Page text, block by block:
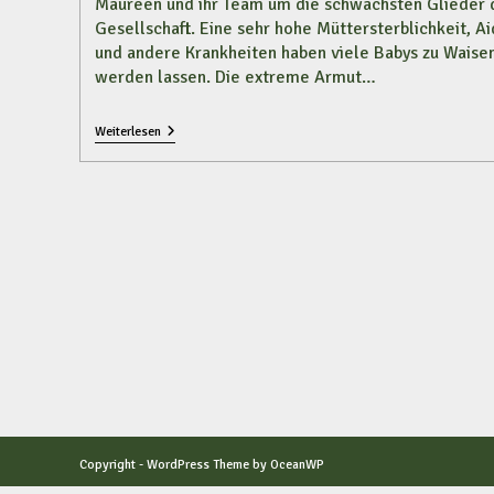
Maureen und ihr Team um die schwächsten Glieder
Gesellschaft. Eine sehr hohe Müttersterblichkeit,
und andere Krankheiten haben viele Babys zu
werden lassen. Die extreme Armut…
WeiterlesenUnser
Projekt
2017
Copyright - WordPress Theme by OceanWP